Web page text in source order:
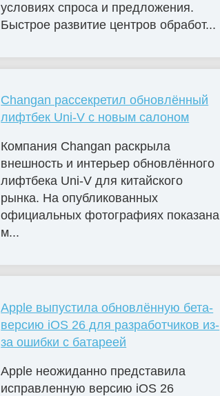
условиях спроса и предложения.
Быстрое развитие центров обработ...
Changan рассекретил обновлённый
лифтбек Uni-V с новым салоном
Компания Changan раскрыла
внешность и интерьер обновлённого
лифтбека Uni-V для китайского
рынка. На опубликованных
официальных фотографиях показана
м...
Apple выпустила обновлённую бета-
версию iOS 26 для разработчиков из-
за ошибки с батареей
Apple неожиданно представила
исправленную версию iOS 26